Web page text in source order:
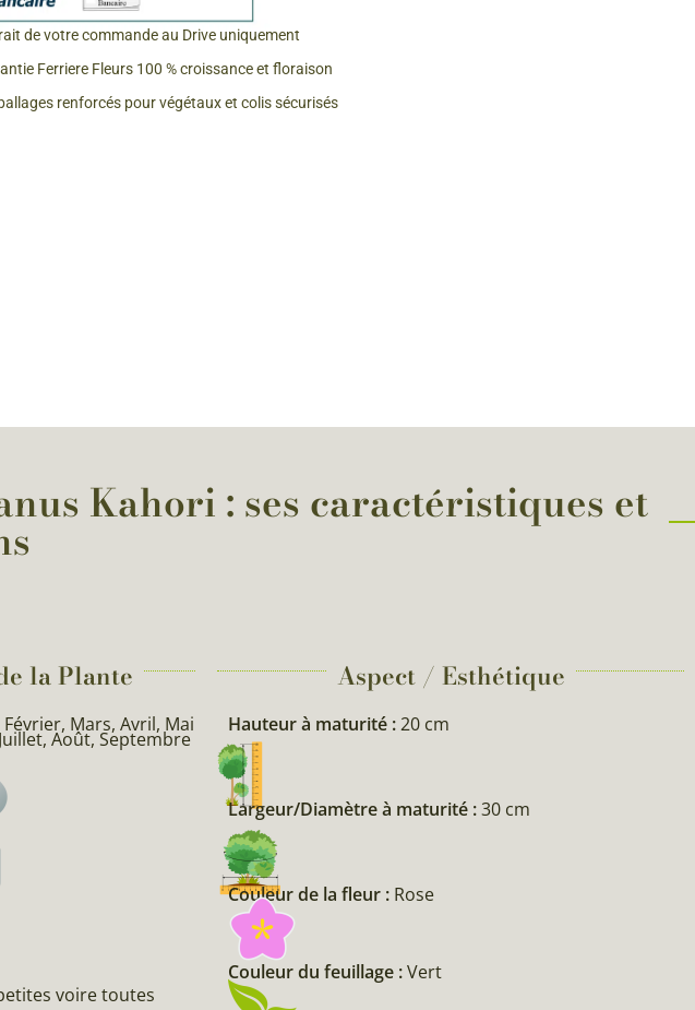
Semences & Graines Spéciales Fraîcheur
Bulbes de fleurs de A à Z
de votre commande au Drive uniquement
Ferriere Fleurs 100 % croissance et floraison
renforcés pour végétaux et colis sécurisés
Kahori : ses caractéristiques et
la Plante​
Février, Mars, Avril, Mai
Août, Septembre
voire toutes
Aspect / Esthétique
Hauteur à maturité :20 cm
Largeur/Diamètre à maturité :30 cm
Couleur de la fleur : Rose
Couleur du feuillage :Vert